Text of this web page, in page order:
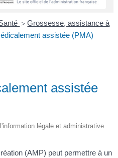
R
E
> Grossesse, assistance à
assistée (PMA)
assistée
légale et administrative
(AMP) peut permettre à un